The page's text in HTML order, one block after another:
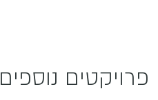
פרויקטים נוספים